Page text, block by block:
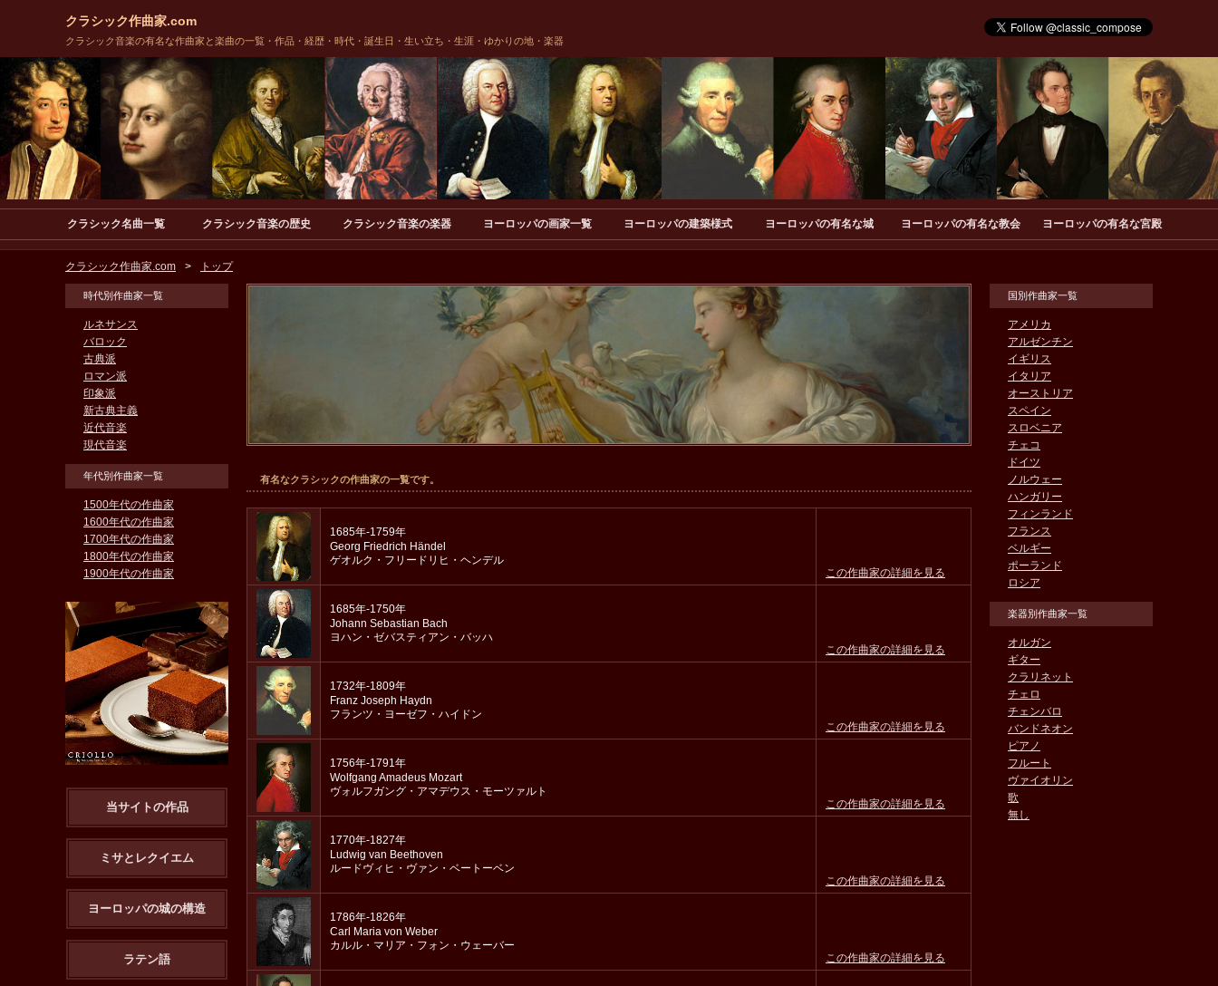
クラシック作曲家.com
クラシック音楽の有名な作曲家と楽曲の一覧・作品・経歴・時代・誕生日・生い立ち・生涯・ゆかりの地・楽器
クラシック名曲一覧 クラシック音楽の歴史 クラシック音楽の楽器 ヨーロッパの画家一覧 ヨーロッパの建築様式 ヨーロッパの有名な城 ヨーロッパの有名な教会 ヨーロッパの有名な宮殿
クラシック作曲家.com トップ
有名なクラシックの作曲家の一覧です。
1685年-1759年
Georg Friedrich Händel
ゲオルク・フリードリヒ・ヘンデル
この作曲家の詳細を見る
1685年-1750年
Johann Sebastian Bach
ヨハン・ゼバスティアン・バッハ
この作曲家の詳細を見る
1732年-1809年
Franz Joseph Haydn
フランツ・ヨーゼフ・ハイドン
この作曲家の詳細を見る
1756年-1791年
Wolfgang Amadeus Mozart
ヴォルフガング・アマデウス・モーツァルト
この作曲家の詳細を見る
1770年-1827年
Ludwig van Beethoven
ルードヴィヒ・ヴァン・ベートーベン
この作曲家の詳細を見る
1786年-1826年
Carl Maria von Weber
カルル・マリア・フォン・ウェーバー
この作曲家の詳細を見る
時代別作曲家一覧
ルネサンス
バロック
古典派
ロマン派
印象派
新古典主義
近代音楽
現代音楽
年代別作曲家一覧
1500年代の作曲家
1600年代の作曲家
1700年代の作曲家
1800年代の作曲家
1900年代の作曲家
当サイトの作品
ミサとレクイエム
ヨーロッパの城の構造
ラテン語
国別作曲家一覧
アメリカ
アルゼンチン
イギリス
イタリア
オーストリア
スペイン
スロベニア
チェコ
ドイツ
ノルウェー
ハンガリー
フィンランド
フランス
ベルギー
ポーランド
ロシア
楽器別作曲家一覧
オルガン
ギター
クラリネット
チェロ
チェンバロ
バンドネオン
ピアノ
フルート
ヴァイオリン
歌
無し